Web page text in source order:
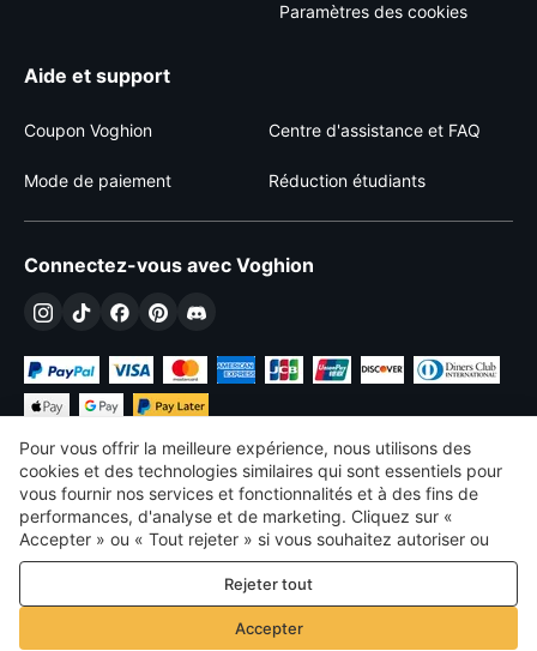
Paramètres des cookies
Aide et support
Coupon Voghion Centre d'assistance et FAQ
Mode de paiement Réduction étudiants
Connectez-vous avec Voghion
€ EUR France
©2026 Voghion
termes et conditions
Politique de confidentialité et de cookies
Règles communautaires
Pour vous offrir la meilleure expérience, nous utilisons des
cookies et des technologies similaires qui sont essentiels pour
vous fournir nos services et fonctionnalités et à des fins de
performances, d'analyse et de marketing. Cliquez sur «
Accepter » ou « Tout rejeter » si vous souhaitez autoriser ou
refuser tout. cookies à des fins de performance, d’analyse et
de marketing. Pour plus de détails, consultez notre
confidentialité et de cookies
Rejeter tout
Accepter